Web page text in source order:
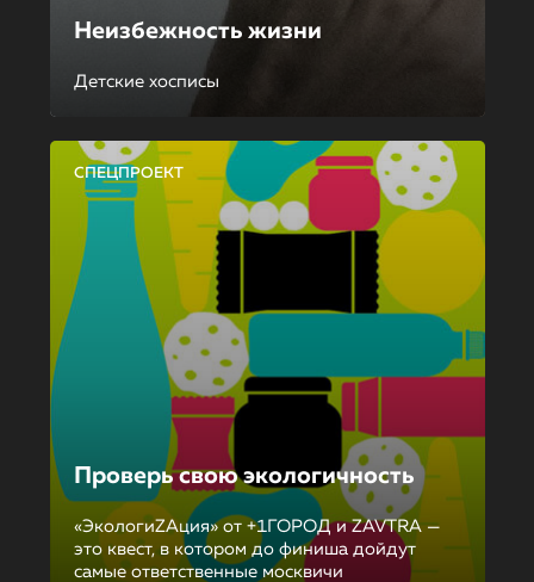
Неизбежность жизни
Детские хосписы
СПЕЦПРОЕКТ
Проверь свою экологичность
«ЭкологиZAция» от +1ГОРОД и ZAVTRA —
это квест, в котором до финиша дойдут
самые ответственные москвичи